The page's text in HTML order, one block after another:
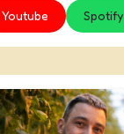
Youtube Spotify